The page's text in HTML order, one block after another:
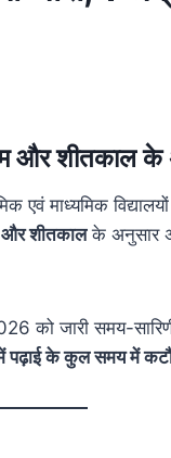
और शीतकाल के
एवं माध्यमिक
और शीतकालके अनुसार
को जारी समय-
पढ़ाई के कुल समय में